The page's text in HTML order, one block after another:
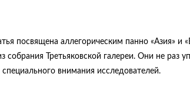
посвящена аллегорическим панно «Азия»
собрания Третьяковской галереи. Они не раз
специального внимания исследователей.